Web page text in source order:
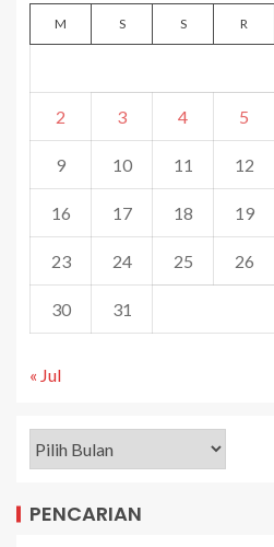
M S S R
2 3 4 5
9 10 11 12
16 17 18 19
23 24 25 26
30 31
« Jul
PENCARIAN